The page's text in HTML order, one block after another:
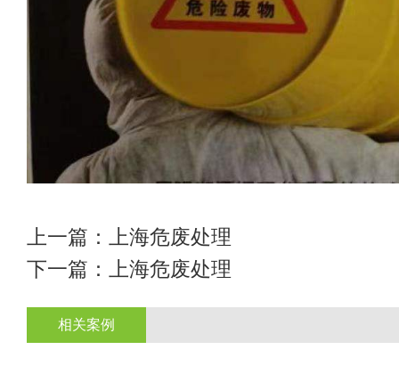
上一篇：
上海危废处理
下一篇：
上海危废处理
相关案例